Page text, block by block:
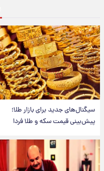
سیگنال‌های جدید برای بازار طلا؛
پیش‌بینی قیمت سکه و طلا فردا